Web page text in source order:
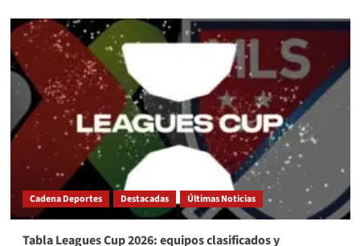
Cadena Deportes Destacadas Últimas Noticias
Tabla Leagues Cup 2026: equipos clasificados y